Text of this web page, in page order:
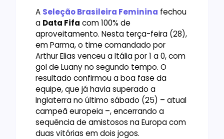
A Seleção Brasileira Feminina fechou
a Data Fifa com 100% de
aproveitamento. Nesta terça-feira (28),
em Parma, o time comandado por
Arthur Elias venceu a Itália por 1 a 0, com
gol de Luany no segundo tempo. O
resultado confirmou a boa fase da
equipe, que já havia superado a
Inglaterra no último sábado (25) – atual
campeã europeia –, encerrando a
sequência de amistosos na Europa com
duas vitórias em dois jogos.